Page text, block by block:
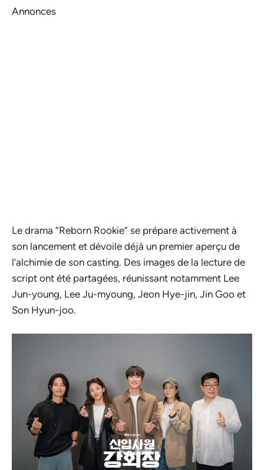
Annonces
Le drama “Reborn Rookie” se prépare activement à
son lancement et dévoile déjà un premier aperçu de
l’alchimie de son casting. Des images de la lecture de
script ont été partagées, réunissant notamment Lee
Jun-young, Lee Ju-myoung, Jeon Hye-jin, Jin Goo et
Son Hyun-joo.